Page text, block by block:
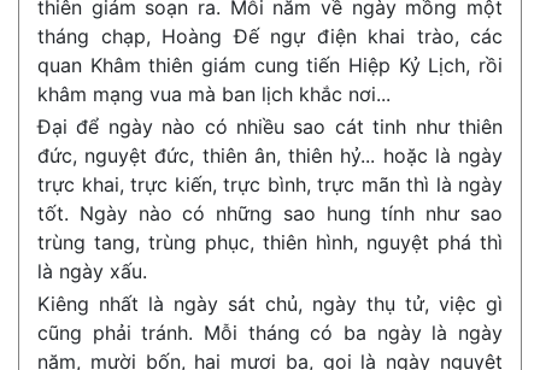
thiên giám soạn ra. Mỗi năm về ngày mồng một
tháng chạp, Hoàng Đế ngự điện khai trào, các
quan Khâm thiên giám cung tiến Hiệp Kỷ Lịch, rồi
khâm mạng vua mà ban lịch khắc nơi...
Đại để ngày nào có nhiều sao cát tinh như thiên
đức, nguyệt đức, thiên ân, thiên hỷ... hoặc là ngày
trực khai, trực kiến, trực bình, trực mãn thì là ngày
tốt. Ngày nào có những sao hung tính như sao
trùng tang, trùng phục, thiên hình, nguyệt phá thì
là ngày xấu.
Kiêng nhất là ngày sát chủ, ngày thụ tử, việc gì
cũng phải tránh. Mỗi tháng có ba ngày là ngày
năm, mười bốn, hai mươi ba, gọi là ngày nguyệt